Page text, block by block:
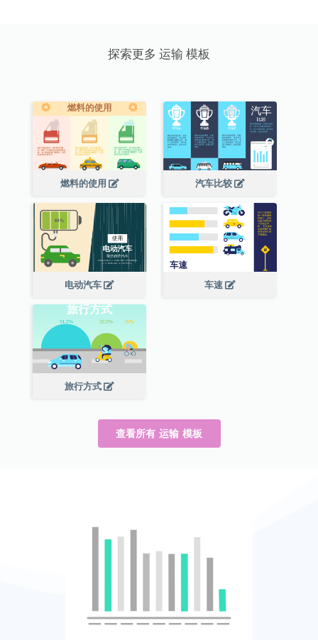
探索更多 运输 模板
燃料的使用 汽车比较
电动汽车 车速
旅行方式
查看所有 运输 模板